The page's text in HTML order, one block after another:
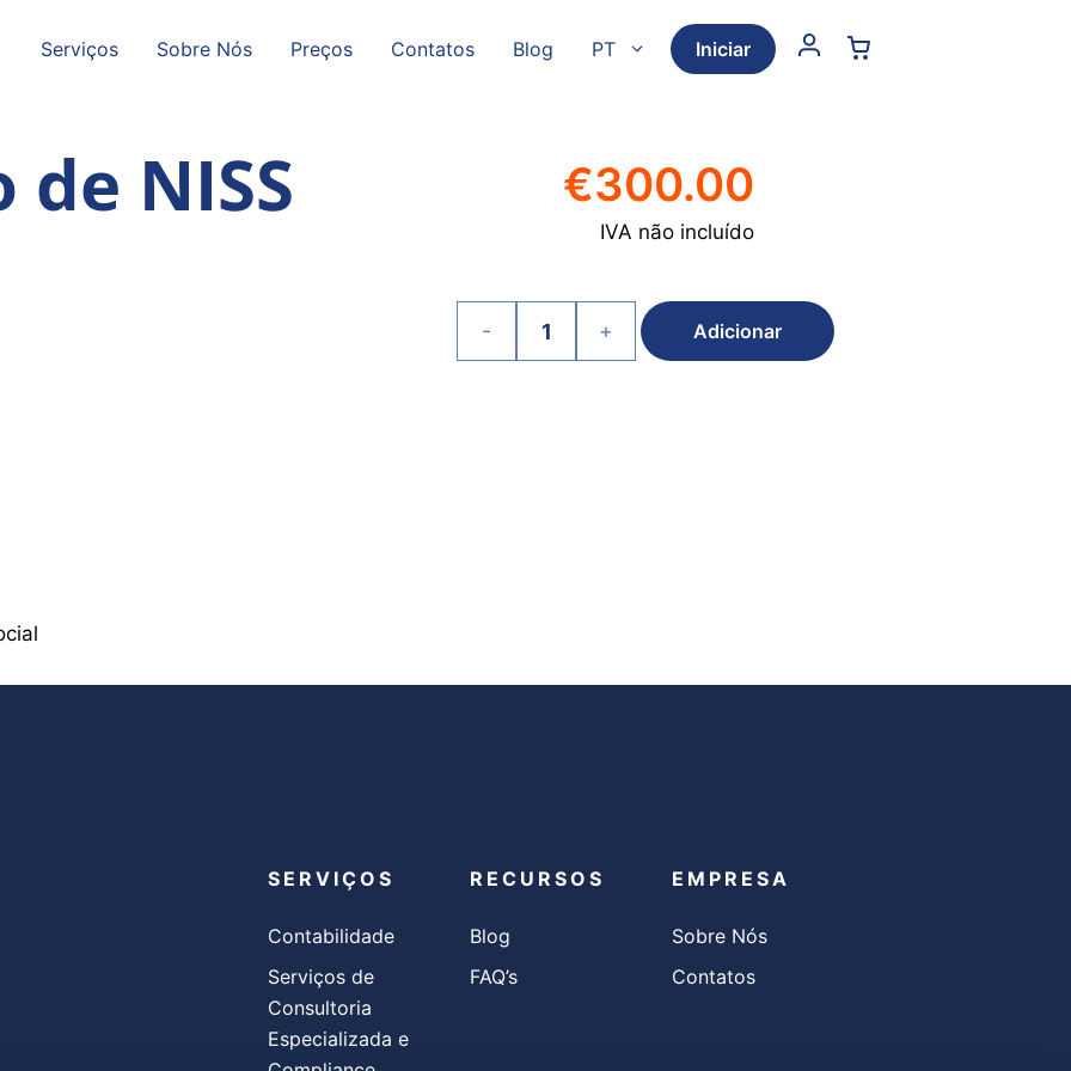
Serviços Sobre Nós Preços Contatos Blog PT Iniciar
de NISS €300.00
IVA não incluído
-
Quantidade
de
+ Adicionar
SERVIÇOS
Contabilidade
Serviços de
Consultoria
Especializada e
RECURSOS
Blog
FAQ’s
EMPRESA
Sobre Nós
Contatos